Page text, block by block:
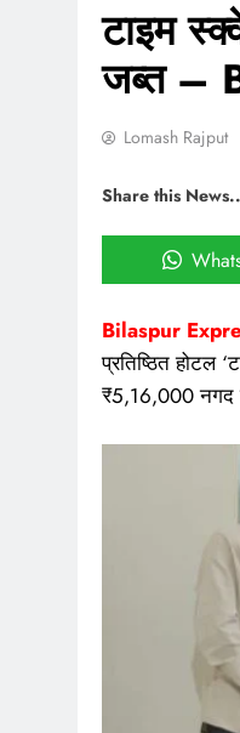
टाइम
जब्त –
Lomash Rajput
Share this News..
Bilaspur
प्रतिष्ठित
₹5,16,000 नगद